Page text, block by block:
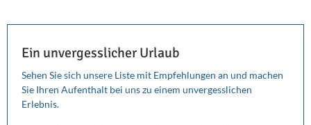
Ein unvergesslicher Urlaub
Sehen Sie sich unsere Liste mit Empfehlungen an und machen
Sie Ihren Aufenthalt bei uns zu einem unvergesslichen
Erlebnis.